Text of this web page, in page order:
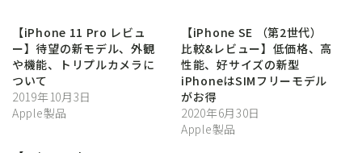
Follow Me
【iPhone 11 Pro レビュ
ー】待望の新モデル、外観
や機能、トリプルカメラに
ついて
2019年10月3日
Apple製品
【iPhone SE （第2世代）
比較&レビュー】低価格、高
性能、好サイズの新型
iPhoneはSIMフリーモデル
がお得
2020年6月30日
Apple製品